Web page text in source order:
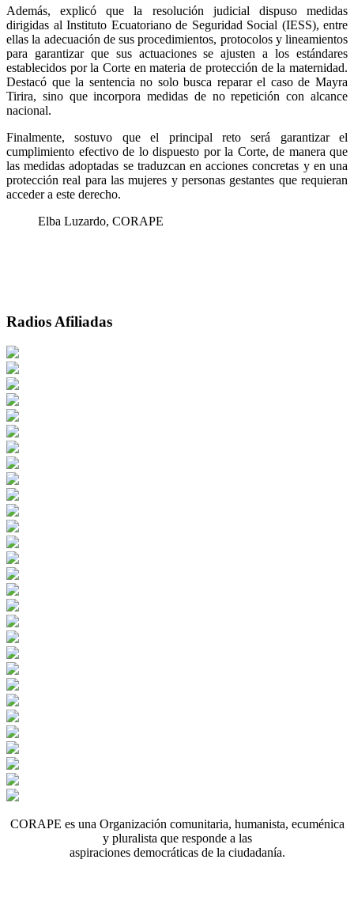
Además, explicó que la resolución judicial dispuso medidas
dirigidas al Instituto Ecuatoriano de Seguridad Social (IESS), entre
ellas la adecuación de sus procedimientos, protocolos y lineamientos
para garantizar que sus actuaciones se ajusten a los estándares
establecidos por la Corte en materia de protección de la maternidad.
Destacó que la sentencia no solo busca reparar el caso de Mayra
Tirira, sino que incorpora medidas de no repetición con alcance
nacional.
Finalmente, sostuvo que el principal reto será garantizar el
cumplimiento efectivo de lo dispuesto por la Corte, de manera que
las medidas adoptadas se traduzcan en acciones concretas y en una
protección real para las mujeres y personas gestantes que requieran
acceder a este derecho.
Elba Luzardo, CORAPE
Radios Afiliadas
CORAPE es una Organización comunitaria, humanista, ecuménica
y pluralista que responde a las
aspiraciones democráticas de la ciudadanía.